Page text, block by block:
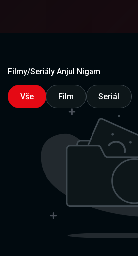
Filmy/Seriály Anjul Nigam
Vše Film Seriál